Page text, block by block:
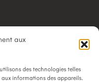
aux
des technologies telles
informations des appareils.